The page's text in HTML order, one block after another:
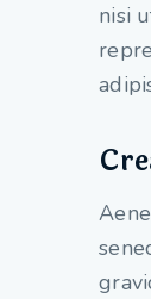
nisi